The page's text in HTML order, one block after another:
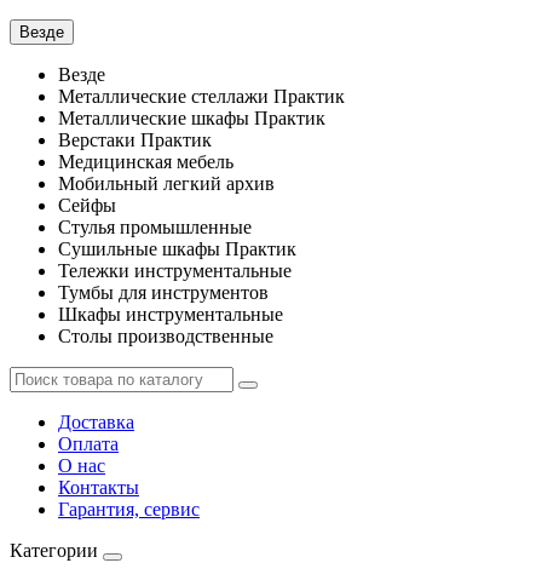
Везде
Везде
Металлические стеллажи Практик
Металлические шкафы Практик
Верстаки Практик
Медицинская мебель
Мобильный легкий архив
Сейфы
Стулья промышленные
Сушильные шкафы Практик
Тележки инструментальные
Тумбы для инструментов
Шкафы инструментальные
Столы производственные
Доставка
Оплата
О нас
Контакты
Гарантия, сервис
Категории